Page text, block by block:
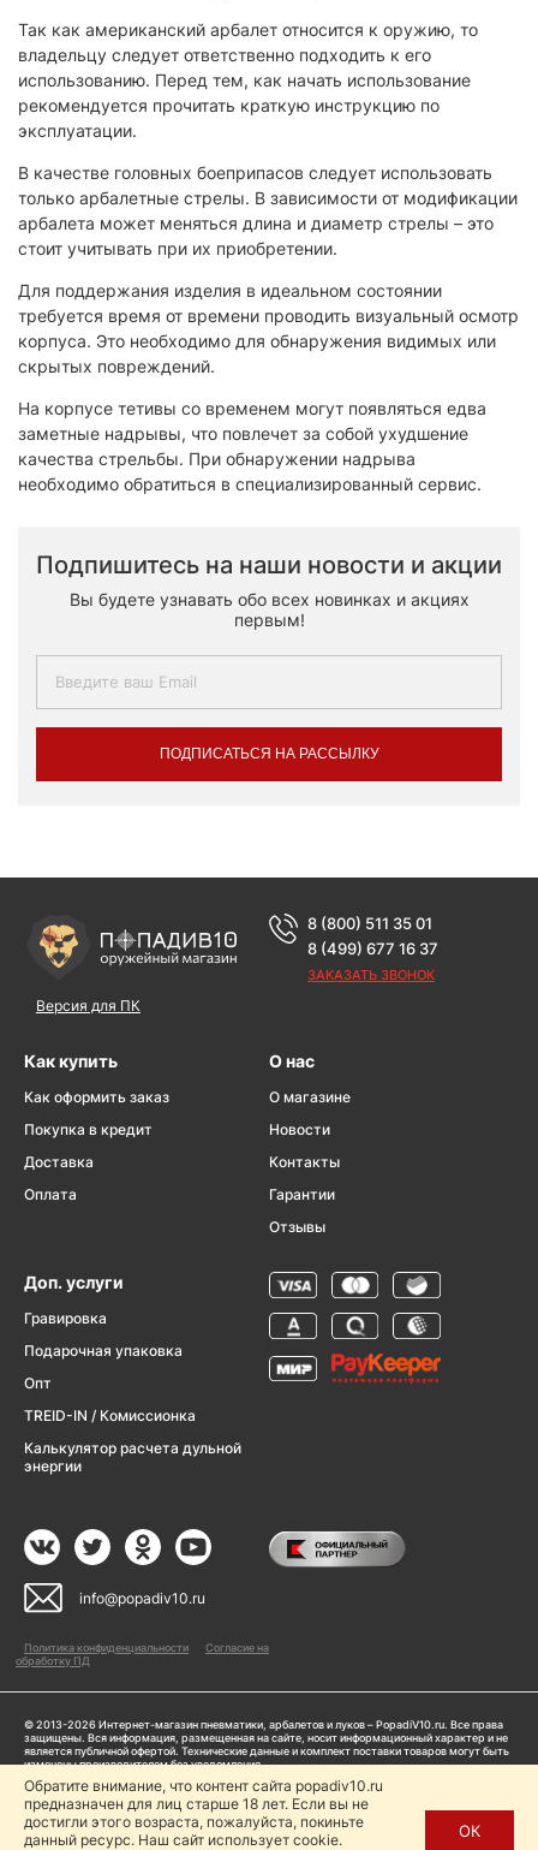
Так как американский арбалет относится к оружию, то
владельцу следует ответственно подходить к его
использованию. Перед тем, как начать использование
рекомендуется прочитать краткую инструкцию по
эксплуатации.
В качестве головных боеприпасов следует использовать
только арбалетные стрелы. В зависимости от модификации
арбалета может меняться длина и диаметр стрелы – это
стоит учитывать при их приобретении.
Для поддержания изделия в идеальном состоянии
требуется время от времени проводить визуальный осмотр
корпуса. Это необходимо для обнаружения видимых или
скрытых повреждений.
На корпусе тетивы со временем могут появляться едва
заметные надрывы, что повлечет за собой ухудшение
качества стрельбы. При обнаружении надрыва
необходимо обратиться в специализированный сервис.
Подпишитесь на наши новости и акции
Вы будете узнавать обо всех новинках и акциях
первым!
ПОДПИСАТЬСЯ НА РАССЫЛКУ
Версия для ПК
8 (800) 511 35 01
8 (499) 677 16 37
ЗАКАЗАТЬ ЗВОНОК
Как купить
Как оформить заказ
Покупка в кредит
Доставка
Оплата
О нас
О магазине
Новости
Контакты
Гарантии
Отзывы
Доп. услуги
Гравировка
Подарочная упаковка
Опт
TREID-IN / Комиссионка
Калькулятор расчета дульной
энергии
info@popadiv10.ru
Политика конфиденциальности
Согласие на
обработку ПД
© 2013-2026 Интернет-магазин пневматики, арбалетов и луков – PopadiV10.ru. Все права
защищены. Вся информация, размещенная на сайте, носит информационный характер и не
является публичной офертой. Технические данные и комплект поставки товаров могут быть
изменены производителем без уведомления
ИП Жарук Александр Сергеевич, ОГРНИП: 314504704200042
Пользуясь сайтом Popadiv10.ru, пользователь автоматически соглашается с условиями,
прописанными в
Политике конфиденциальности
Копирование любой информации (тексты, фото, видео и др.) с сайта Popadiv10 запрещено,
Обратите внимание, что контент сайта popadiv10.ru
предназначен для лиц старше 18 лет. Если вы не
достигли этого возраста, пожалуйста, покиньте
данный ресурс. Наш сайт использует cookie.
ОК